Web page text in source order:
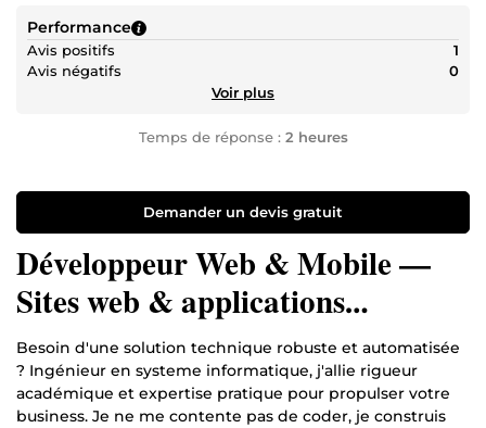
Performance
Avis positifs
1
Avis négatifs
0
Voir plus
Temps de réponse : 2 heures
Demander un devis gratuit
Développeur Web & Mobile —
Sites web & applications
iOS/Android sur mesure
Besoin d'une solution technique robuste et automatisée
? Ingénieur en systeme informatique, j'allie rigueur
académique et expertise pratique pour propulser votre
business. Je ne me contente pas de coder, je construis